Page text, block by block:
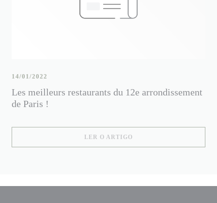
Les meilleurs restaurants du 12e arrondissement
de Paris !
14/01/2022
LER O ARTIGO((ABRE NUMA NOVA